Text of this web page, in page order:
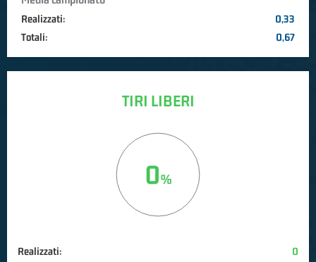
Realizzati:
0,33
Totali:
0,67
TIRI LIBERI
0
Realizzati:
0